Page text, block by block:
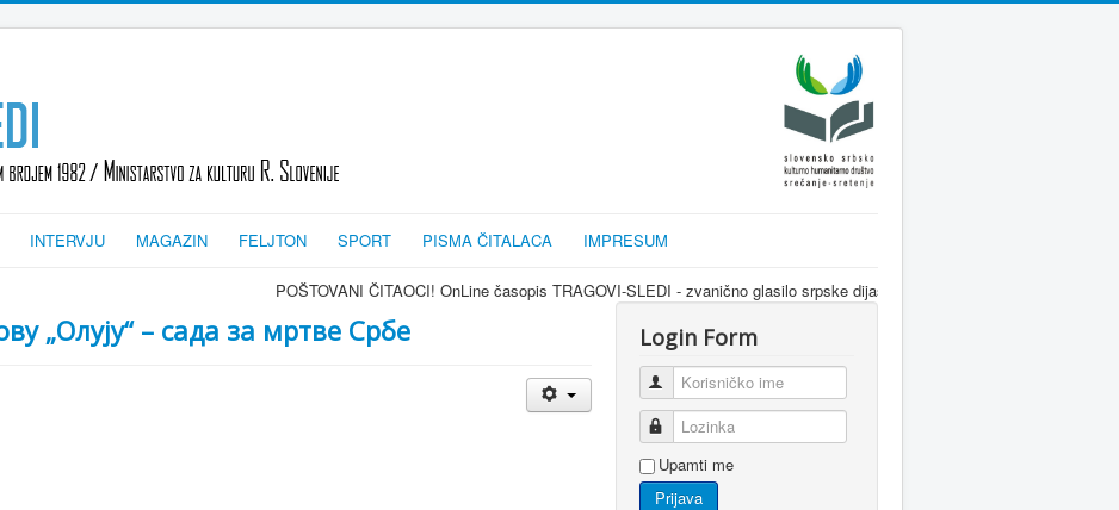
INTERVJU MAGAZIN FELJTON SPORT PISMA ČITALACA IMPRESUM
POŠTOVANI ČITAOCI! OnLine časopis TRAGOVI-SLEDI - zvanično glasilo srpske dijaspore za informisanje Srba u Sloveniji i
„Олују“ – сада за мртве Србе Login Form
Korisničko ime
Lozinka
Upamti me
Prijava